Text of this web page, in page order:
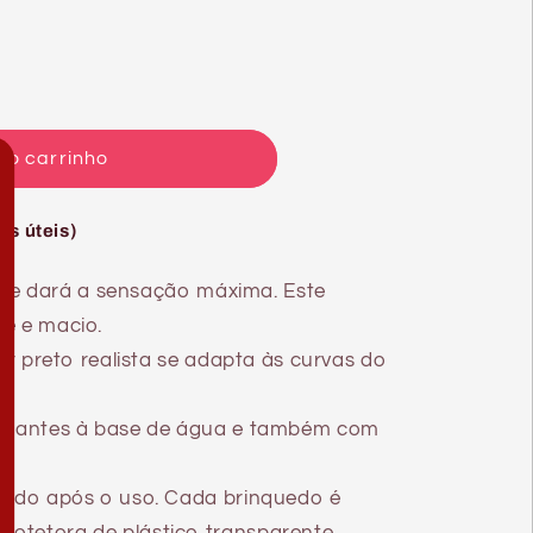
carrinho
úteis)
dará a sensação máxima. Este
e macio.
preto realista se adapta às curvas do
à base de água e também com
após o uso. Cada brinquedo é